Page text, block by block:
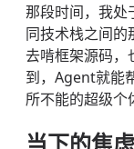
那段时间，我处
同技术栈之间的
去啃框架源码，
到，Agent就能
所不能的超级个